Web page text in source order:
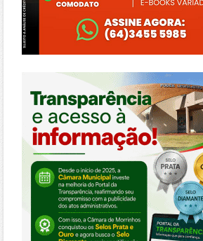
https://morrinhos.go.leg.br/